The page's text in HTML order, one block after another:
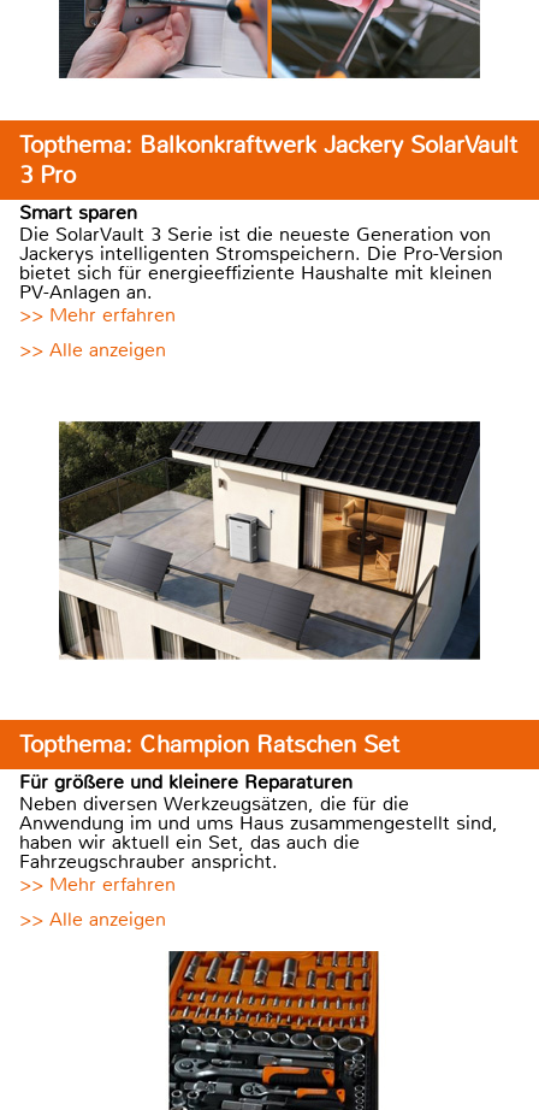
Topthema: Balkonkraftwerk Jackery SolarVault
3 Pro
Smart sparen
Die SolarVault 3 Serie ist die neueste Generation von
Jackerys intelligenten Stromspeichern. Die Pro-Version
bietet sich für energieeffiziente Haushalte mit kleinen
PV-Anlagen an.
>> Mehr erfahren
>> Alle anzeigen
Topthema: Champion Ratschen Set
Für größere und kleinere Reparaturen
Neben diversen Werkzeugsätzen, die für die
Anwendung im und ums Haus zusammengestellt sind,
haben wir aktuell ein Set, das auch die
Fahrzeugschrauber anspricht.
>> Mehr erfahren
>> Alle anzeigen